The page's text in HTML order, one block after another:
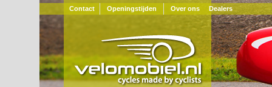
Contact Openingstijden Over ons Dealers